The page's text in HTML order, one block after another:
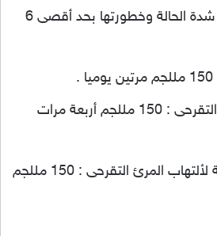
الجرعة حسب شدة الحالة وخطورتها بحد أقصى 6
إلتهاب المرئ التقرحى : 150 مللجم أربعة مرات
جرعة المداومة لألتهاب المرئ التقرحى : 150 مللجم